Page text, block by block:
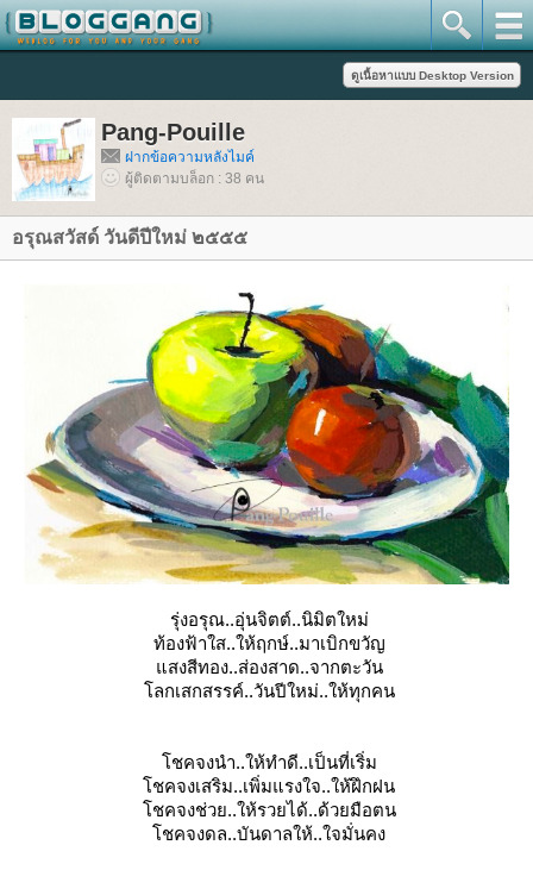
Pang-Pouille
ฝากข้อความหลังไมค์
ผู้ติดตามบล็อก : 38 คน
อรุณสวัสด์ วันดีปีใหม่ ๒๕๕๕
รุ่งอรุณ..อุ่นจิตต์..นิมิตใหม่
ท้องฟ้าใส..ให้ฤกษ์..มาเบิกขวัญ
สงสีทอง..ส่องสาด..จากตะวัน
ลกเสกสรรค์..วันปีใหม่..ให้ทุกคน
ชคจงนำ..ให้ทำดี..เป็นที่เริ่ม
ชคจงเสริม..เพิ่มแรงใจ..ให้ฝึกฝน
ชคจงช่วย..ให้รวยได้..ด้วยมือตน
ชคจงดล..บันดาลให้..ใจมั่นคง